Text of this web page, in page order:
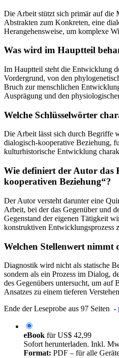
Die Arbeit stützt sich primär auf die
Abstrakten zum Konkreten, eine
Herangehensweise, um komplexe
Was wird im Hauptteil
Im Hauptteil steht die Entwicklung
Vordergrund, von den
Bruch zur menschlichen
Ausprägung und den
Welche Schlüsselwörter
Die Arbeit lässt sich durch Begriffe
dialogisch-kooperative Beziehung,
kulturhistorische Entwicklung
Wie definiert der Autor das
kooperativen Beziehung“?
Der Autor versteht darunter eine
Arbeit, bei der das Gegenüber und
Gegenstand der eigenen Tätigkeit
konstruktiven Entwicklungsprozess
Welchen Stellenwert nimmt
Diagnostik wird nicht als statische
sondern als ein Prozess im Dialog,
des Gegenübers untersucht, um auf
Ansatzes zu einem tieferen
Ende der Leseprobe aus 97 Seiten -
eBook fürUS$ 42,99
Sofort herunterladen. Inkl.
Format: PDF – für alle